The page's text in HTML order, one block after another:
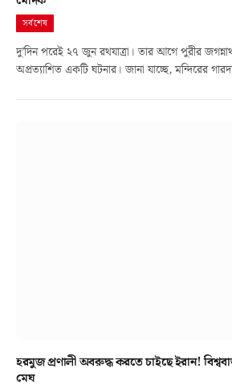
সর্বশেষ
দু’দিন পরেই ২৭ জুন রথযাত্রা। তার আগে পুরীর
অপ্রত্যাশিত একটি ঘটনার। জানা যাচ্ছে, মন্দিরের
হরমুজ প্রণালী অবরুদ্ধ করতে চাইছে ইরান!
মেঘ